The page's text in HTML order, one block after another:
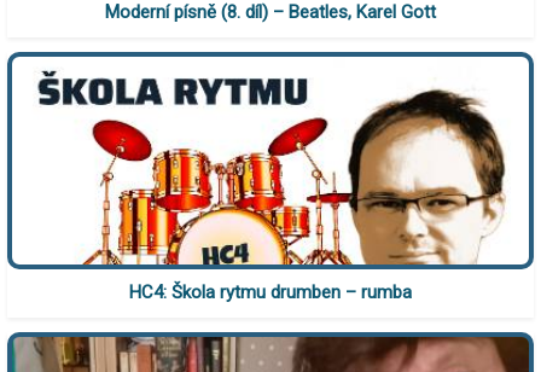
Moderní písně (8. díl) – Beatles, Karel Gott
HC4: Škola rytmu drumben – rumba